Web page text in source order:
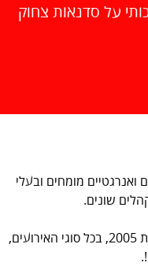
על סדנאות צחוק
ואנרגטיים מומחים ובעלי
שונים.
מעבירים סדנאות צחוק בכל הארץ משנת 2005, בכל סוגי האירועים,